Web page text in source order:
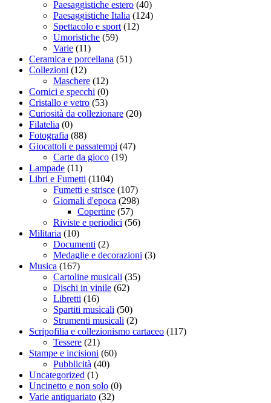
Paesaggistiche estero (40)
Paesaggistiche Italia (124)
Spettacolo e sport (12)
Umoristiche (59)
Varie (11)
Ceramica e porcellana (51)
Collezioni (12)
Maschere (12)
Cornici e specchi (0)
Cristallo e vetro (53)
Curiosità da collezionare (20)
Filatelia (0)
Fotografia (88)
Giocattoli e passatempi (47)
Carte da gioco (19)
Lampade (11)
Libri e Fumetti (1104)
Fumetti e strisce (107)
Giornali d'epoca (298)
Copertine (57)
Riviste e periodici (56)
Militaria (10)
Documenti (2)
Medaglie e decorazioni (3)
Musica (167)
Cartoline musicali (35)
Dischi in vinile (62)
Libretti (16)
Spartiti musicali (50)
Strumenti musicali (2)
Scripofilia e collezionismo cartaceo (117)
Tessere (21)
Stampe e incisioni (60)
Pubblicità (40)
Uncategorized (1)
Uncinetto e non solo (0)
Varie antiquariato (32)